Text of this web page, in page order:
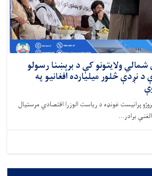
ولایتونو کې د برېښنا رسولو
نږدې څلور میلیارده افغانیو په
پرانیست غونډه د ریاست الوزرا اقتصادي مرستیال
برادر...